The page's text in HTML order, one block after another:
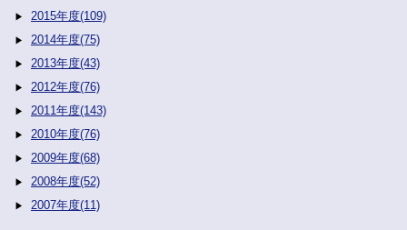
2015年度(109)
2014年度(75)
2013年度(43)
2012年度(76)
2011年度(143)
2010年度(76)
2009年度(68)
2008年度(52)
2007年度(11)